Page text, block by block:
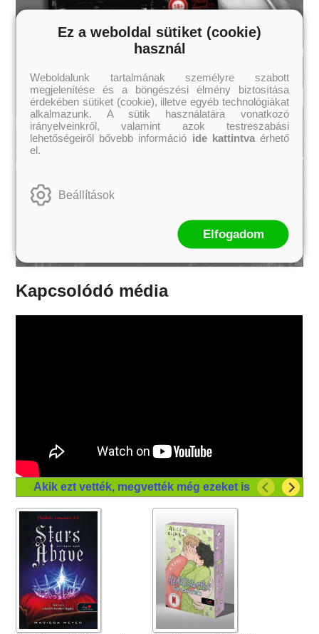
Kapcsolódó média
Akik ezt vették, megvették még ezeket is
Ez a weboldal sütiket (cookie)
használ
Weboldalunk tartalmának személyre szabott
megjelenítése és a böngészési élmény biztosítása
érdekében sütiket (cookie), illetve egyéb technológiákat
alkalmazunk. A sütik használatára vonatkozó
irányelveinkről, valamint azok testreszabási
lehetőségeiről bővebb információ ide kattintvaérhető
el.
Beállítások
Elfogadom